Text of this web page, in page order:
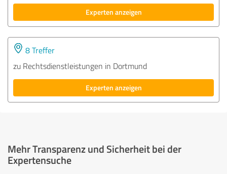
Experten anzeigen
8 Treffer
zu Rechtsdienstleistungen in Dortmund
Experten anzeigen
Mehr Transparenz und Sicherheit bei der
Expertensuche